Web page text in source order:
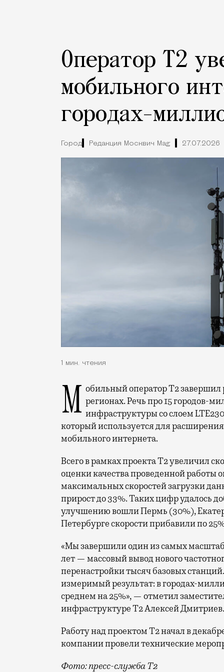
Оператор Т2
мобильного
городах-
Город Редакция Москвич Mag 27.07.2026
1 мин. чтения
Мобильный оператор Т2 завершил работы по увеличению скорости интернета в регионах. Речь про 15 городов-
инфраструктуры со слоем
который используется для
мобильного интернета.
Всего в рамках проекта Т2 увеличил
оценки качества проведенной работы
максимальных скоростей загрузки
прирост до 33%. Таких цифр удалось
улучшению вошли Пермь (30%),
Петербурге скорости прибавили по
«Мы завершили один из самых
лет — массовый вывод нового
перенастройки тысяч базовых
измеримый результат: в городах-
среднем на 25%», — отметил
инфраструктуре Т2 Алексей Дмитриев.
Работу над проектом Т2 начал в
компании провели технические
Фото: пресс-служба Т2